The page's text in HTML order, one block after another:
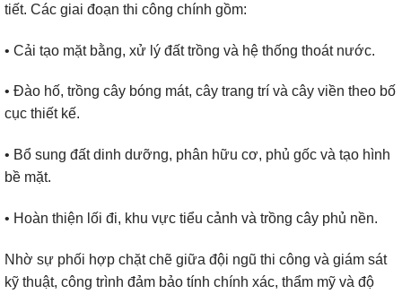
tiết. Các giai đoạn thi công chính gồm:
• Cải tạo mặt bằng, xử lý đất trồng và hệ thống thoát nước.
• Đào hố, trồng cây bóng mát, cây trang trí và cây viền theo bố
cục thiết kế.
• Bổ sung đất dinh dưỡng, phân hữu cơ, phủ gốc và tạo hình
bề mặt.
• Hoàn thiện lối đi, khu vực tiểu cảnh và trồng cây phủ nền.
Nhờ sự phối hợp chặt chẽ giữa đội ngũ thi công và giám sát
kỹ thuật, công trình đảm bảo tính chính xác, thẩm mỹ và độ